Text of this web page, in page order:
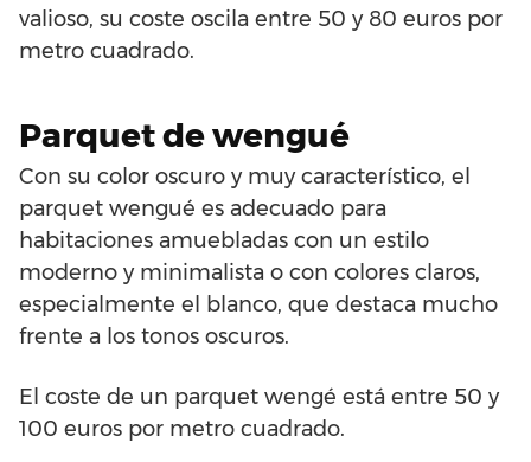
valioso, su coste oscila entre 50 y 80 euros por
metro cuadrado.
Parquet de wengué
Con su color oscuro y muy característico, el
parquet wengué es adecuado para
habitaciones amuebladas con un estilo
moderno y minimalista o con colores claros,
especialmente el blanco, que destaca mucho
frente a los tonos oscuros.
El coste de un parquet wengé está entre 50 y
100 euros por metro cuadrado.